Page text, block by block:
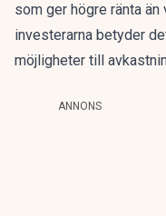
som ger högre ränta
investerarna betyder
möjligheter till
ANNONS